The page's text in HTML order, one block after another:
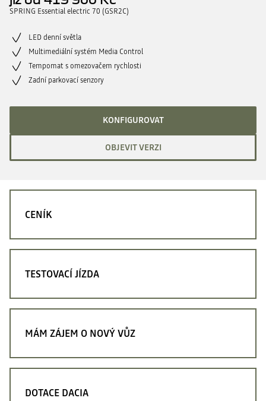
SPRING Essential electric 70 (GSR2C)
LED denní světla
Multimediální systém Media Control
Tempomat s omezovačem rychlosti
Zadní parkovací senzory
KONFIGUROVAT
OBJEVIT VERZI
CENÍK
TESTOVACÍ JÍZDA
MÁM ZÁJEM O NOVÝ VŮZ
DOTACE DACIA